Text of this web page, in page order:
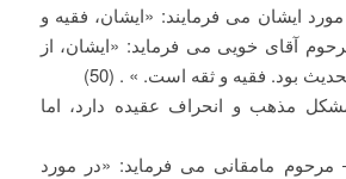
ایشان می فرمایند: «ایشان، فقیه و
. (49) مرحوم آقای خویی می فرماید: «ایشان، از
بود. فقیه و ثقه است. » . (50)
مشکل مذهب و انحراف عقیده دارد، اما
مرحوم مامقانی می فرماید: «در مورد